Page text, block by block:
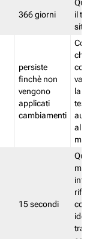
366 giorni
il
sito
persiste
finchè non
vengono
applicati
cambiamenti
che
la
test.
15 secondi